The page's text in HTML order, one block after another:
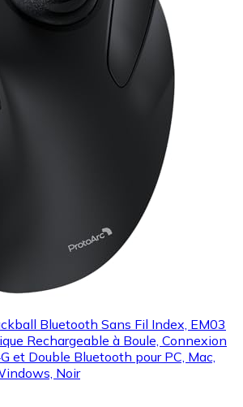
Bluetooth Sans Fil Index, EM03
Rechargeable à Boule, Connexion
et Double Bluetooth pour PC, Mac,
Noir